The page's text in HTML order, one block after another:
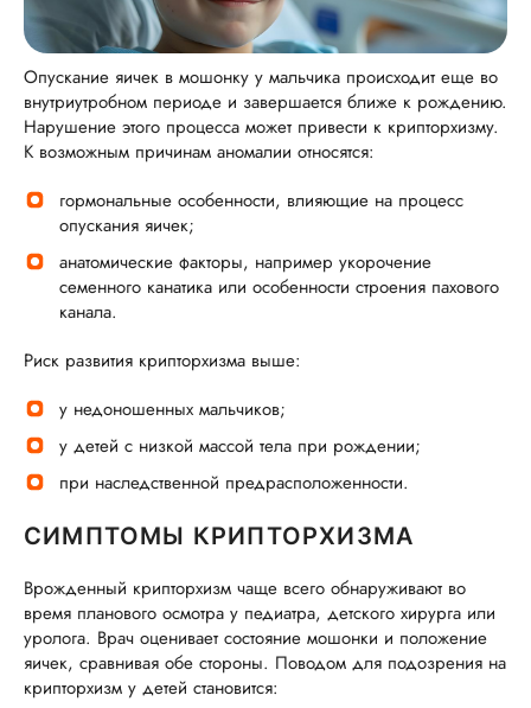
Опускание яичек в мошонку у мальчика происходит еще во
внутриутробном периоде и завершается ближе к рождению.
Нарушение этого процесса может привести к крипторхизму.
К возможным причинам аномалии относятся:
гормональные особенности, влияющие на процесс
опускания яичек;
анатомические факторы, например укорочение
семенного канатика или особенности строения пахового
канала.
Риск развития крипторхизма выше:
у недоношенных мальчиков;
у детей с низкой массой тела при рождении;
при наследственной предрасположенности.
СИМПТОМЫ КРИПТОРХИЗМА
Врожденный крипторхизм чаще всего обнаруживают во
время планового осмотра у педиатра, детского хирурга или
уролога. Врач оценивает состояние мошонки и положение
яичек, сравнивая обе стороны. Поводом для подозрения на
крипторхизм у детей становится: